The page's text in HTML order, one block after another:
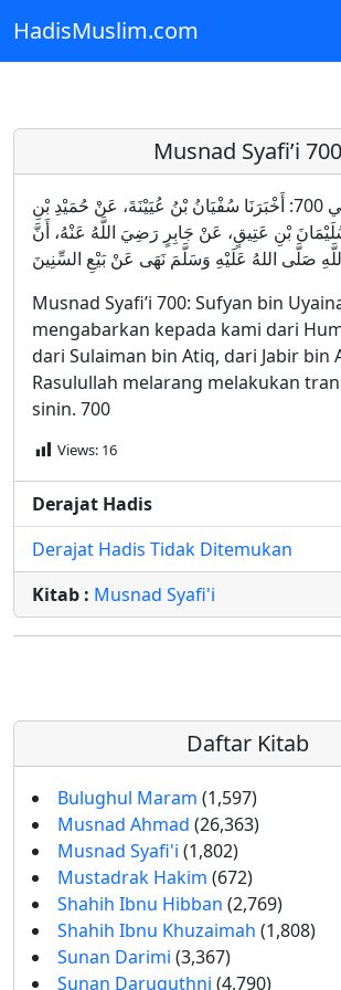
Skip to main content
HadisMuslim.com
Musnad Syafi’i 700
مسند الشافعي 700: أَخْبَرَنَا سُفْيَانُ بْنُ عُيَيْنَةَ، عَنْ حُمَيْدِ بْنِ
بْنِ عَتِيقٍ، عَنْ جَابِرٍ رَضِيَ اللَّهُ عَنْهُ، أَنَّ
صَلَّى اللهُ عَلَيْهِ وَسَلَّمَ نَهَى عَنْ بَيْعِ السِّنِينَ
Musnad Syafi’i 700: Sufyan bin
mengabarkan kepada kami dari
dari Sulaiman bin Atiq, dari Jabir bin
Rasulullah melarang melakukan
sinin. 700
Views: 16
Derajat Hadis
Derajat Hadis Tidak Ditemukan
Kitab : Musnad Syafi'i
Daftar Kitab
Bulughul Maram (1,597)
Musnad Ahmad (26,363)
Musnad Syafi'i (1,802)
Mustadrak Hakim (672)
Shahih Ibnu Hibban (2,769)
Shahih Ibnu Khuzaimah (1,808)
Sunan Darimi (3,367)
Sunan Daruquthni (4,790)